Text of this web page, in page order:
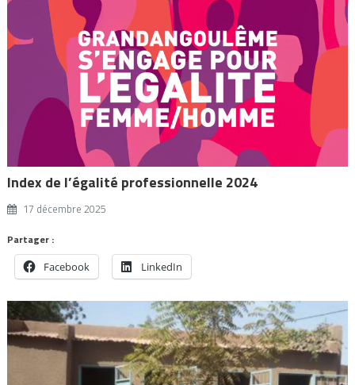
Index de l’égalité professionnelle 2024
17 décembre 2025
Partager :
Facebook LinkedIn